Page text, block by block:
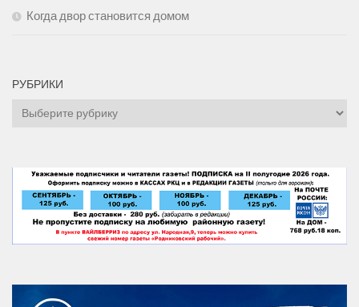
Когда двор становится домом
РУБРИКИ
Рубрики